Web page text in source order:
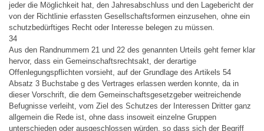
jeder die Möglichkeit hat, den Jahresabschluss und den Lagebericht der
von der Richtlinie erfassten Gesellschaftsformen einzusehen, ohne ein
schutzbedürftiges Recht oder Interesse belegen zu müssen.
34
Aus den Randnummern 21 und 22 des genannten Urteils geht ferner klar
hervor, dass ein Gemeinschaftsrechtsakt, der derartige
Offenlegungspflichten vorsieht, auf der Grundlage des Artikels 54
Absatz 3 Buchstabe g des Vertrages erlassen werden konnte, da in
dieser Vorschrift, die dem Gemeinschaftsgesetzgeber weitreichende
Befugnisse verleiht, vom Ziel des Schutzes der Interessen Dritter ganz
allgemein die Rede ist, ohne dass insoweit einzelne Gruppen
unterschieden oder ausgeschlossen würden, so dass sich der Begriff